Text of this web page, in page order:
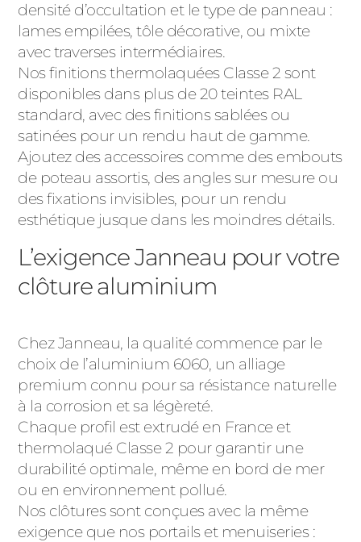
densité d’occultation et le type de panneau :
lames empilées, tôle décorative, ou mixte
avec traverses intermédiaires.
Nos finitions thermolaquées Classe 2 sont
disponibles dans plus de 20 teintes RAL
standard, avec des finitions sablées ou
satinées pour un rendu haut de gamme.
Ajoutez des accessoires comme des embouts
de poteau assortis, des angles sur mesure ou
des fixations invisibles, pour un rendu
esthétique jusque dans les moindres détails.
L’exigence Janneau pour votre
clôture aluminium
Chez Janneau, la qualité commence par le
choix de l’aluminium 6060, un alliage
premium connu pour sa résistance naturelle
à la corrosion et sa légèreté.
Chaque profil est extrudé en France et
thermolaqué Classe 2 pour garantir une
durabilité optimale, même en bord de mer
ou en environnement pollué.
Nos clôtures sont conçues avec la même
exigence que nos portails et menuiseries :